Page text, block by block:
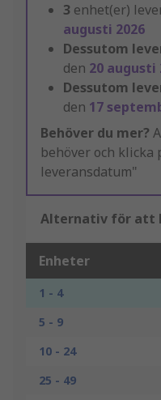
3 enhet(er)
augusti 2026
Dessutom
den 20 augusti
Dessutom
den 17
Behöver du mer?
behöver och klicka
leveransdatum"
Alternativ för att
Enheter
1 - 4
5 - 9
10 - 24
25 - 49